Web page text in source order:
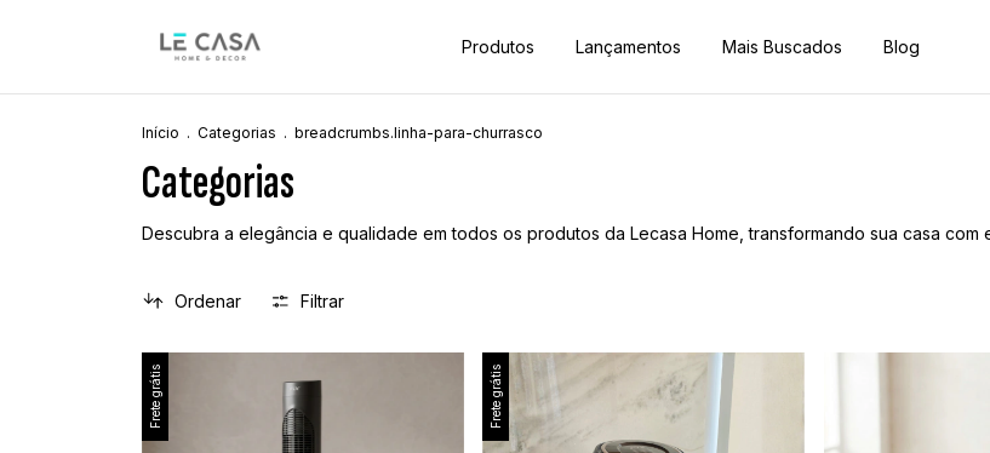
Produtos Lançamentos Mais Buscados Blog
Início . Categorias . breadcrumbs.linha-para-churrasco
Categorias
Descubra a elegância e qualidade em todos os produtos da Lecasa Home, transformando sua casa com
Ordenar Filtrar
Frete grátis Frete grátis